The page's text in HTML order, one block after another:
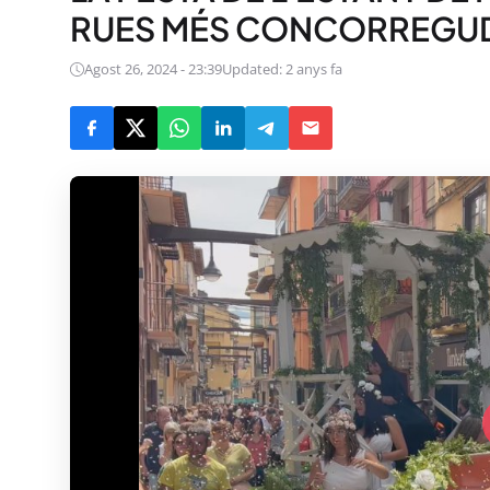
RUES MÉS
Agost 26, 2024 - 23:39Updated: 2 anys fa